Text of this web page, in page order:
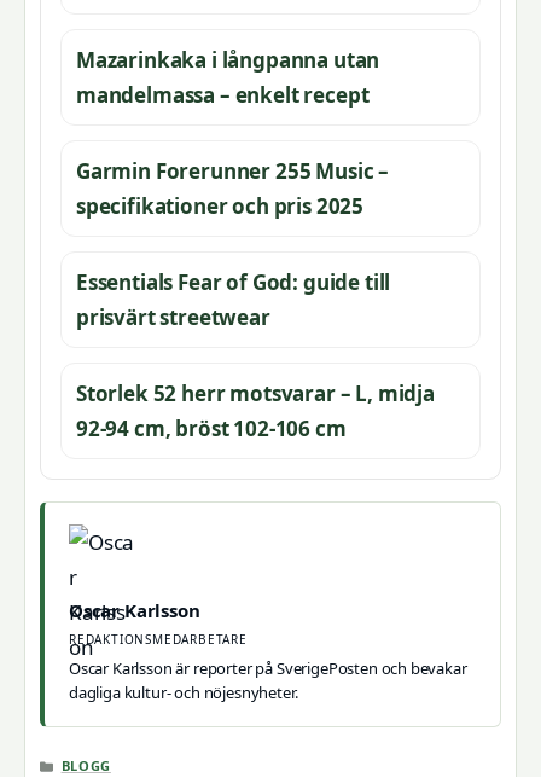
Mazarinkaka i långpanna utan
mandelmassa – enkelt recept
Garmin Forerunner 255 Music –
specifikationer och pris 2025
Essentials Fear of God: guide till
prisvärt streetwear
Storlek 52 herr motsvarar – L, midja
92-94 cm, bröst 102-106 cm
Oscar Karlsson
REDAKTIONSMEDARBETARE
Oscar Karlsson är reporter på SverigePosten och bevakar
dagliga kultur- och nöjesnyheter.
KATEGORIER
BLOGG